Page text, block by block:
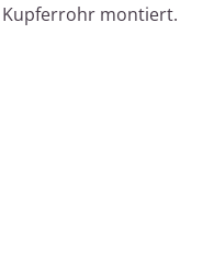
Kupferrohr montiert.